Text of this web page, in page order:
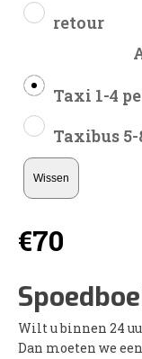
retour
Taxi 1-4
Taxibus
Wissen
€70
Wilt u binnen 24
Dan moeten we